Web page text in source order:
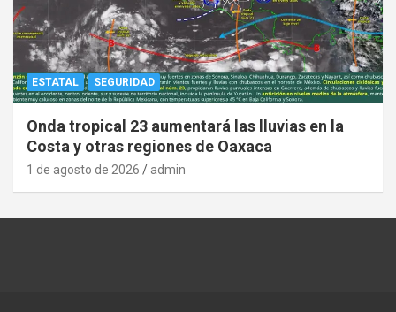
ESTATAL SEGURIDAD
Onda tropical 23 aumentará las lluvias en la
Costa y otras regiones de Oaxaca
1 de agosto de 2026 admin